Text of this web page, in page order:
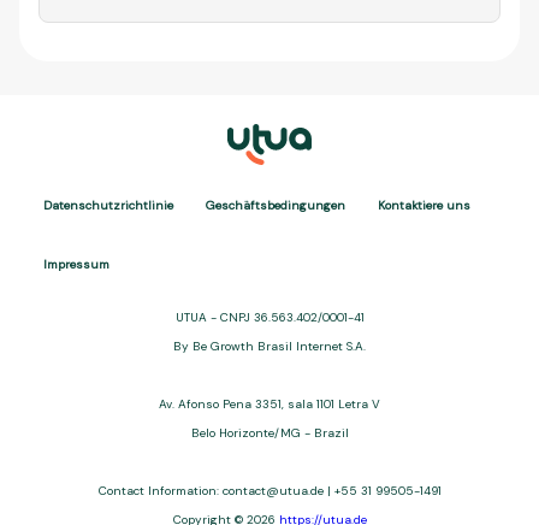
Datenschutzrichtlinie Geschäftsbedingungen Kontaktiere uns
Impressum
UTUA - CNPJ 36.563.402/0001-41
By Be Growth Brasil Internet S.A.
Av. Afonso Pena 3351, sala 1101 Letra V
Belo Horizonte/MG - Brazil
Contact Information: contact@utua.de | +55 31 99505-1491
Copyright © 2026 https://utua.de